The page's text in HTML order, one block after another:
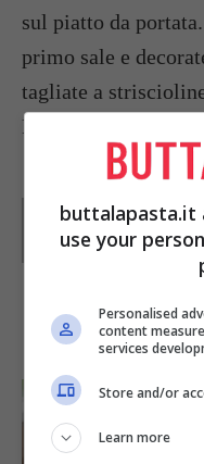
sul piatto da
primo sale e
tagliate a
Foto da: famous-
Parole di
Paoletta è
al 2011,
primi ai
IN
buttalapasta.it
use your
Personalised
content
services
Store and/or
Learn more